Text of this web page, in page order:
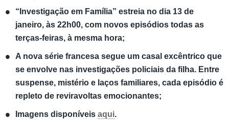
“Investigação em Família” estreia no dia 13 de
janeiro, às 22h00, com novos episódios todas as
terças-feiras, à mesma hora;
A nova série francesa segue um casal excêntrico que
se envolve nas investigações policiais da filha. Entre
suspense, mistério e laços familiares, cada episódio é
repleto de reviravoltas emocionantes;
Imagens disponíveis aqui.